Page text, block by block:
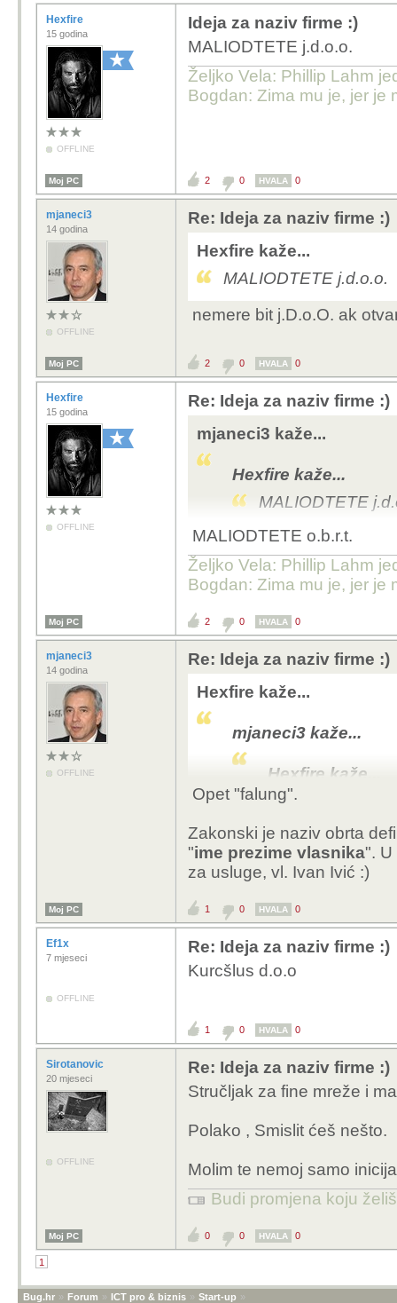
Hexfire
15 godina
OFFLINE
Ideja za naziv firme :)
MALIODTETE j.d.o.o.
Željko Vela: Phillip Lahm
Bogdan: Zima mu je, jer je
Moj PC 2 0 HVALA 0
mjaneci3
14 godina
OFFLINE
Re: Ideja za naziv firme :)
Hexfire kaže...
MALIODTETE j.d.o.o.
nemere bit j.D.o.O. ak
Moj PC 2 0 HVALA 0
Hexfire
15 godina
OFFLINE
Re: Ideja za naziv firme :)
mjaneci3 kaže...
Hexfire kaže...
MALIODTETE
nemere bit j.D.o.O. ak
MALIODTETE o.b.r.t.
Željko Vela: Phillip Lahm
Bogdan: Zima mu je, jer je
Moj PC 2 0 HVALA 0
mjaneci3
14 godina
OFFLINE
Re: Ideja za naziv firme :)
Hexfire kaže...
mjaneci3 kaže...
Hexfire kaže...
nemere bit
MALIODTETE o.b.r.t.
Opet "falung".
Zakonski je naziv obrta
"ime prezime vlasnika".
za usluge, vl. Ivan Ivić :)
Moj PC 1 0 HVALA 0
Ef1x
7 mjeseci
OFFLINE
Re: Ideja za naziv firme :)
Kurcšlus d.o.o
1 0 HVALA 0
Sirotanovic
20 mjeseci
OFFLINE
Re: Ideja za naziv firme :)
Stručljak za fine mreže i
Polako , Smislit ćeš nešto.
Molim te nemoj samo
Budi promjena koju
Moj PC 0 0 HVALA 0
1
Bug.hr » Forum » ICT pro & biznis » Start-up »